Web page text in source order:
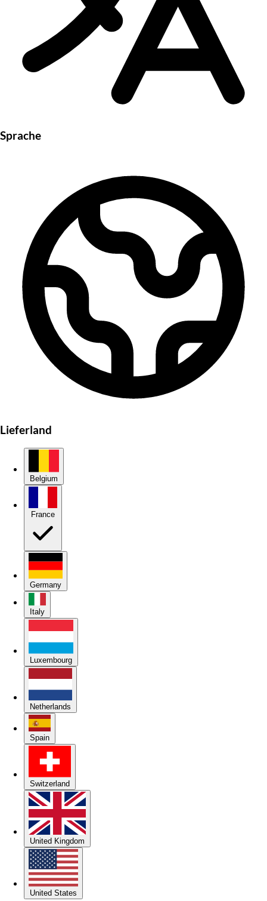
Sprache
Lieferland
Belgium
Germany
Italy
Luxembourg
Netherlands
Spain
Switzerland
United Kingdom
United States